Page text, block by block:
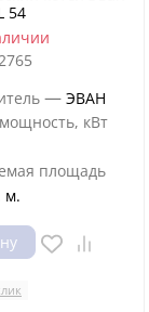
54
— ЭВАН
кВт
площадь
м.